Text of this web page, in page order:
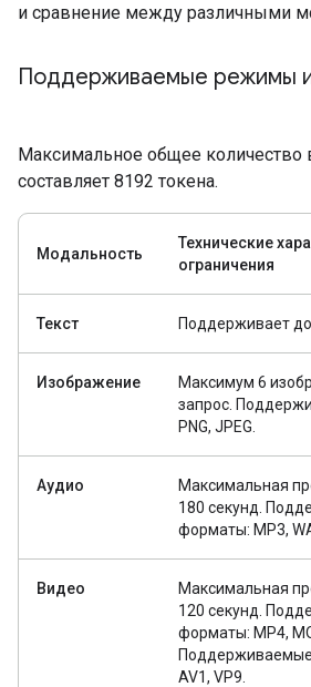
и сравнение между различными
Поддерживаемые режимы и
Максимальное общее количество
составляет 8192 токена.
Модальность
Технические
ограничения
Текст Поддерживает до
Изображение
Максимум 6
запрос.
PNG, JPEG.
Аудио
Максимальная
180 секунд.
форматы: MP3,
Видео
Максимальная
120 секунд.
форматы: MP4,
Поддерживаемые
AV1, VP9.